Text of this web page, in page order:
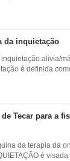
da inquietação
alivia/
é definida
Tecar para a
da terapia da
é